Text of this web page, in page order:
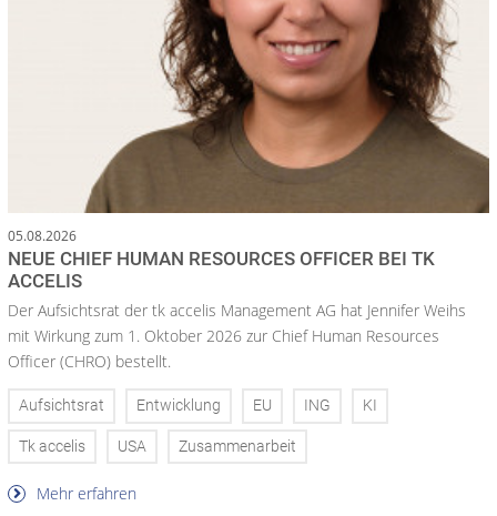
05.08.2026
NEUE CHIEF HUMAN RESOURCES OFFICER BEI TK
ACCELIS
Der Aufsichtsrat der tk accelis Management AG hat Jennifer Weihs
mit Wirkung zum 1. Oktober 2026 zur Chief Human Resources
Officer (CHRO) bestellt.
Aufsichtsrat Entwicklung EU ING KI
Tk accelis USA Zusammenarbeit
Mehr erfahren